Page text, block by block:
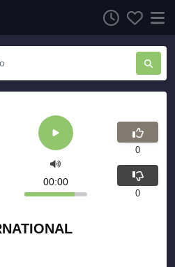
00:00
0
0